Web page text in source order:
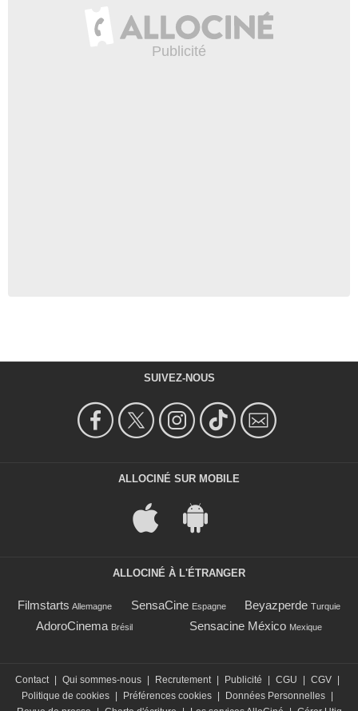
SUIVEZ-NOUS
ALLOCINÉ SUR MOBILE
ALLOCINÉ À L'ÉTRANGER
Filmstarts Allemagne SensaCine Espagne Beyazperde Turquie
AdoroCinema Brésil Sensacine México Mexique
Contact Qui sommes-nous Recrutement Publicité CGU CGV
Politique de cookies
Préférences cookies Données Personnelles